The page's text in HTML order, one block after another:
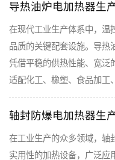
导热油炉电加热器生
在现代工业生产体系中，温
品质的关键配套设施。导热
凭借平稳的供热性能、宽泛
适配化工、橡塑、食品加工
轴封防爆电加热器生
在工业生产的众多领域，轴
实用性的加热设备，广泛应